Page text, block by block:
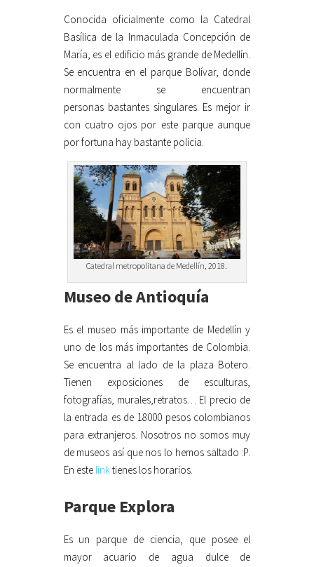
Conocida oficialmente como la Catedral
Basílica de la Inmaculada Concepción de
María, es el edificio más grande de Medellín.
Se encuentra en el parque Bolívar, donde
normalmente se encuentran
personas bastantes singulares. Es mejor ir
con cuatro ojos por este parque aunque
por fortuna hay bastante policia.
Catedral metropolitana de Medellín, 2018.
Museo de Antioquía
Es el museo más importante de Medellín y
uno de los más importantes de Colombia.
Se encuentra al lado de la plaza Botero.
Tienen exposiciones de esculturas,
fotografías, murales,retratos… El precio de
la entrada es de 18000 pesos colombianos
para extranjeros. Nosotros no somos muy
de museos así que nos lo hemos saltado :P.
En este linktienes los horarios.
Parque Explora
Es un parque de ciencia, que posee el
mayor acuario de agua dulce de